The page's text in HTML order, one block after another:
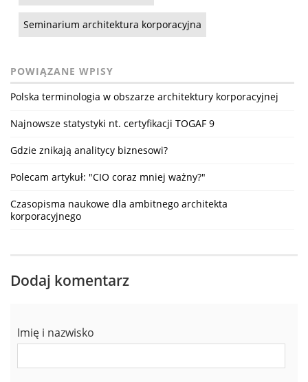
Seminarium architektura korporacyjna
POWIĄZANE WPISY
Polska terminologia w obszarze architektury korporacyjnej
Najnowsze statystyki nt. certyfikacji TOGAF 9
Gdzie znikają analitycy biznesowi?
Polecam artykuł: "CIO coraz mniej ważny?"
Czasopisma naukowe dla ambitnego architekta
korporacyjnego
Dodaj komentarz
Imię i nazwisko